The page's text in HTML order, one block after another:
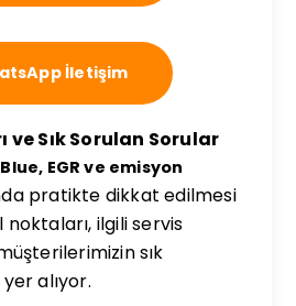
İletişim
ve Sık Sorulan Sorular
EGR ve emisyon
pratikte dikkat edilmesi
ilgili servis
sık
alıyor.